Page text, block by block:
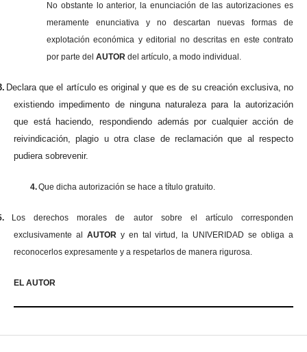
No obstante lo anterior, la enunciación de las autorizaciones es
meramente enunciativa y no descartan nuevas formas de
explotación económica y editorial no descritas en este contrato
por parte del AUTORdel artículo, a modo individual.
Declara que el artículo es original y que es de su creación exclusiva, no
existiendo impedimento de ninguna naturaleza para la autorización
que está haciendo, respondiendo además por cualquier acción de
reivindicación, plagio u otra clase de reclamación que al respecto
pudiera sobrevenir.
4.Que dicha autorización se hace a título gratuito.
Los derechos morales de autor sobre el artículo corresponden
exclusivamente al AUTOR y en tal virtud, la UNIVERIDAD se obliga a
reconocerlos expresamente y a respetarlos de manera rigurosa.
EL AUTOR